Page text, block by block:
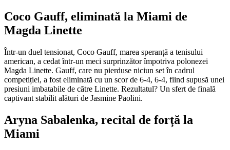
Coco Gauff, eliminată la Miami de
Magda Linette
Într-un duel tensionat, Coco Gauff, marea speranță a tenisului
american, a cedat într-un meci surprinzător împotriva polonezei
Magda Linette. Gauff, care nu pierduse niciun set în cadrul
competiției, a fost eliminată cu un scor de 6-4, 6-4, fiind supusă unei
presiuni imbatabile de către Linette. Rezultatul? Un sfert de finală
captivant stabilit alături de Jasmine Paolini.
Aryna Sabalenka, recital de forță la
Miami